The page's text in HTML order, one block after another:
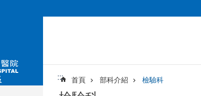
::: 首頁 部科介紹 檢驗科